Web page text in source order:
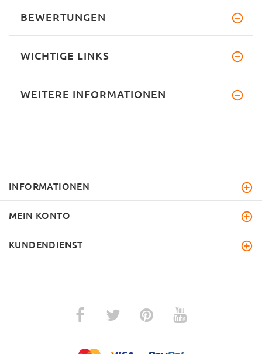
BEWERTUNGEN
WICHTIGE LINKS
WEITERE INFORMATIONEN
INFORMATIONEN
MEIN KONTO
KUNDENDIENST